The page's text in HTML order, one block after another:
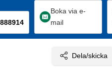
Boka via e-
mail